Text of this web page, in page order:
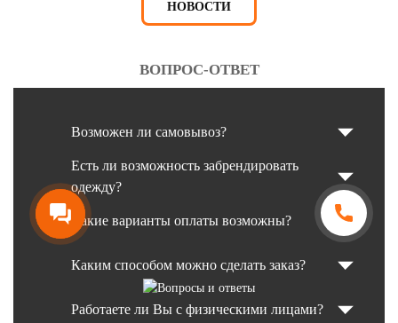
НОВОСТИ
ВОПРОС-ОТВЕТ
Возможен ли самовывоз?
Есть ли возможность забрендировать
одежду?
Какие варианты оплаты возможны?
Каким способом можно сделать заказ?
Работаете ли Вы с физическими лицами?